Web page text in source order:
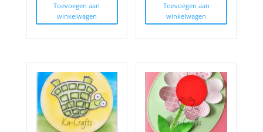
Toevoegen aan
winkelwagen
Toevoegen aan
winkelwagen